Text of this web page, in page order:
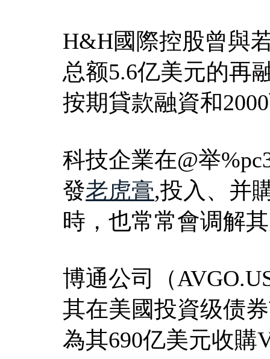
H&H國際控股曾與
总额5.6亿美元的再
按期貸款融資和
科技企業在@举
發老虎膏,投入、并
時，也常常會调解
博通公司（
其在美國投資级债
為其690亿美元收購